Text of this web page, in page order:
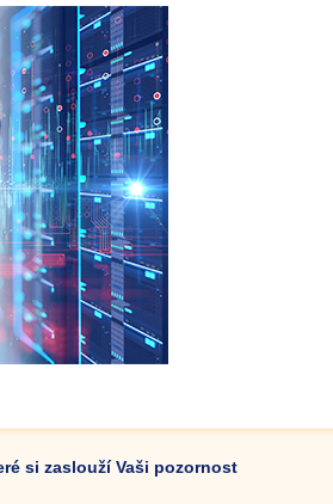
si zaslouží Vaši pozornost